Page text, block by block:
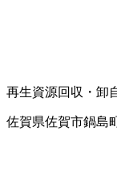
再生資源回収・卸
佐賀県佐賀市鍋島